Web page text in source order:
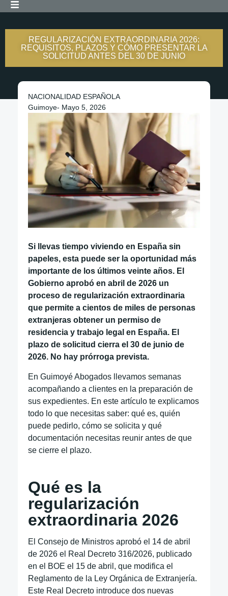
REGULARIZACIÓN EXTRAORDINARIA 2026:
REQUISITOS, PLAZOS Y CÓMO PRESENTAR LA
SOLICITUD ANTES DEL 30 DE JUNIO
NACIONALIDAD ESPAÑOLA
Guimoye- Mayo 5, 2026
Si llevas tiempo viviendo en España sin
papeles, esta puede ser la oportunidad más
importante de los últimos veinte años. El
Gobierno aprobó en abril de 2026 un
proceso de regularización extraordinaria
que permite a cientos de miles de personas
extranjeras obtener un permiso de
residencia y trabajo legal en España. El
plazo de solicitud cierra el 30 de junio de
2026. No hay prórroga prevista.
En Guimoyé Abogados llevamos semanas
acompañando a clientes en la preparación de
sus expedientes. En este artículo te explicamos
todo lo que necesitas saber: qué es, quién
puede pedirlo, cómo se solicita y qué
documentación necesitas reunir antes de que
se cierre el plazo.
Qué es la
regularización
extraordinaria 2026
El Consejo de Ministros aprobó el 14 de abril
de 2026 el Real Decreto 316/2026, publicado
en el BOE el 15 de abril, que modifica el
Reglamento de la Ley Orgánica de Extranjería.
Este Real Decreto introduce dos nuevas